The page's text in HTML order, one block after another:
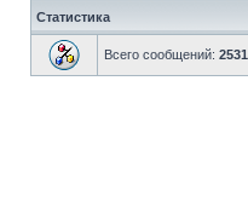
Статистика
Всего сообщений: 2531